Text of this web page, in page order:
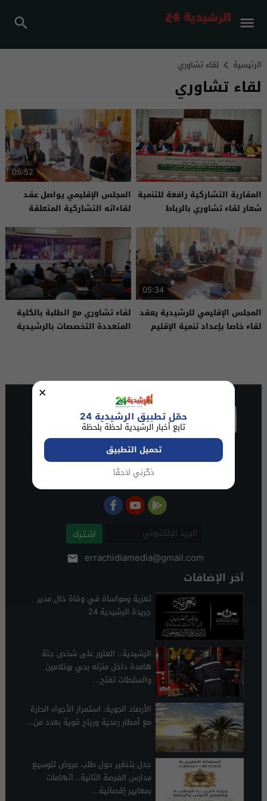
الرئيسية لقاء تشاوري
لقاء تشاوري
المقاربة التشاركية رافعة للتنمية
شعار لقاء تشاوري بالرباط
05:52
المجلس الإقليمي يواصل عقد
لقاءاته التشاركية المتعلقة
05:34
المجلس الإقليمي للرشيدية يعقد
لقاء خاصا بإعداد تنمية الإقليم
لقاء تشاوري مع الطلبة بالكلية
المتعددة التخصصات بالرشيدية
اشـتـرك
errachidiamedia@gmail.com
آخر الإضافات
تعزية ومواساة في وفاة خال مدير
جريدة الرشيدية 24
الرشيدية.. العثور على شخص جثة
هامدة داخل منزله بحي بوتلامين
والسلطات تفتح...
الأرصاد الجوية: استمرار الأجواء الحارة
مع أمطار رعدية ورياح قوية بعدد من...
جدل بتـنغير حول طلب عروض لتوسيع
مدارس الفرصة الثانية.. اتهامات
بمعايير إقصائية...
×
حمّل تطبيق الرشيدية 24
تابع أخبار الرشيدية لحظة بلحظة
تحميل التطبيق
ذكّرني لاحقًا